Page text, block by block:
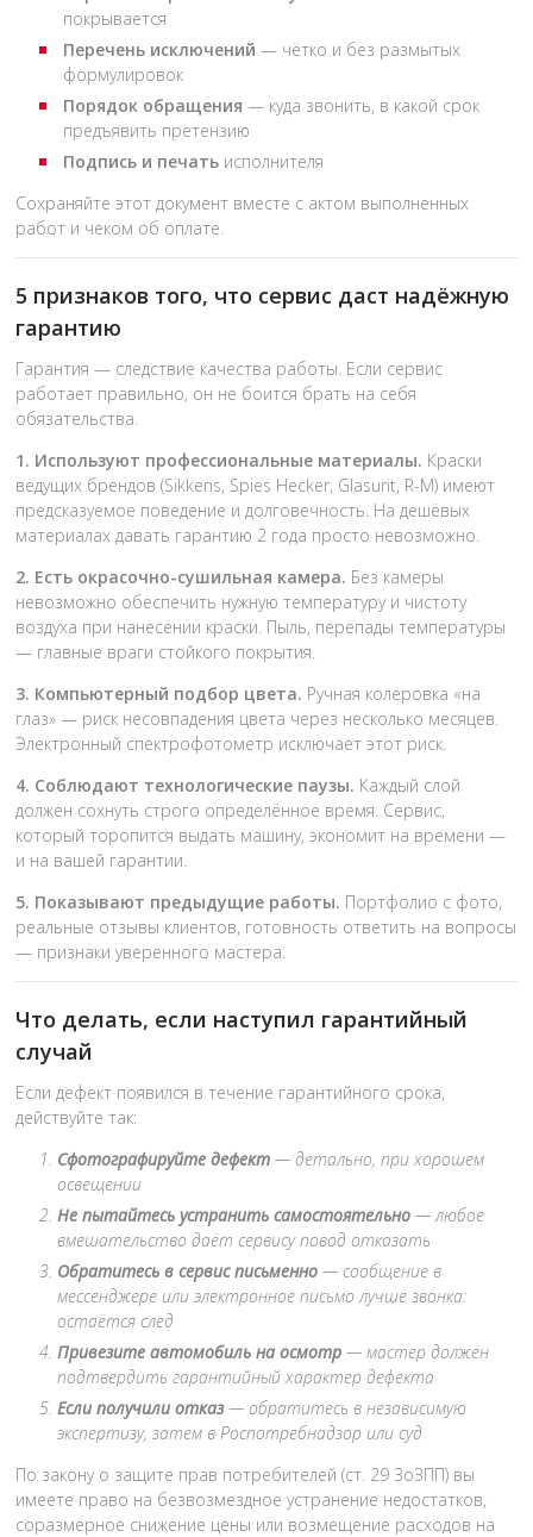
покрывается
Перечень исключений — чётко и без размытых
формулировок
Порядок обращения — куда звонить, в какой срок
предъявить претензию
Подпись и печать исполнителя
Сохраняйте этот документ вместе с актом выполненных
работ и чеком об оплате.
5 признаков того, что сервис даст надёжную
гарантию
Гарантия — следствие качества работы. Если сервис
работает правильно, он не боится брать на себя
обязательства.
1. Используют профессиональные материалы. Краски
ведущих брендов (Sikkens, Spies Hecker, Glasurit, R-M) имеют
предсказуемое поведение и долговечность. На дешёвых
материалах давать гарантию 2 года просто невозможно.
2. Есть окрасочно-сушильная камера. Без камеры
невозможно обеспечить нужную температуру и чистоту
воздуха при нанесении краски. Пыль, перепады температуры
— главные враги стойкого покрытия.
3. Компьютерный подбор цвета. Ручная колеровка «на
глаз» — риск несовпадения цвета через несколько месяцев.
Электронный спектрофотометр исключает этот риск.
4. Соблюдают технологические паузы. Каждый слой
должен сохнуть строго определённое время. Сервис,
который торопится выдать машину, экономит на времени —
и на вашей гарантии.
5. Показывают предыдущие работы. Портфолио с фото,
реальные отзывы клиентов, готовность ответить на вопросы
— признаки уверенного мастера.
Что делать, если наступил гарантийный
случай
Если дефект появился в течение гарантийного срока,
действуйте так:
Сфотографируйте дефект — детально, при хорошем
освещении
Не пытайтесь устранить самостоятельно — любое
вмешательство даёт сервису повод отказать
Обратитесь в сервис письменно — сообщение в
мессенджере или электронное письмо лучше звонка:
остаётся след
Привезите автомобиль на осмотр — мастер должен
подтвердить гарантийный характер дефекта
Если получили отказ— обратитесь в независимую
экспертизу, затем в Роспотребнадзор или суд
По закону о защите прав потребителей (ст. 29 ЗоЗПП) вы
имеете право на безвозмездное устранение недостатков,
соразмерное снижение цены или возмещение расходов на